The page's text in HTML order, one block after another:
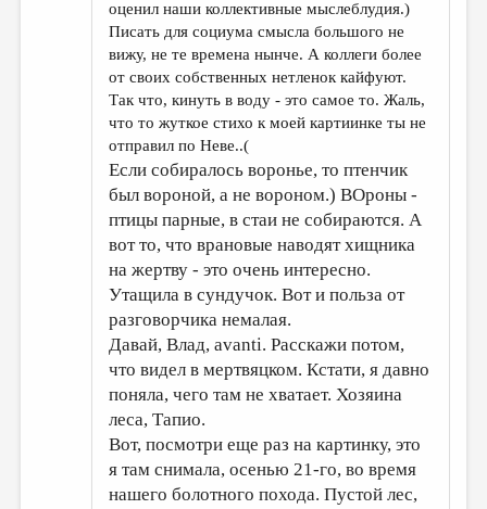
оценил наши коллективные мыслеблудия.)
Писать для социума смысла большого не
вижу, не те времена нынче. А коллеги более
от своих собственных нетленок кайфуют.
Так что, кинуть в воду - это самое то. Жаль,
что то жуткое стихо к моей картиинке ты не
отправил по Неве..(
Если собиралось воронье, то птенчик
был вороной, а не вороном.) ВОроны -
птицы парные, в стаи не собираются. А
вот то, что врановые наводят хищника
на жертву - это очень интересно.
Утащила в сундучок. Вот и польза от
разговорчика немалая.
Давай, Влад, avanti. Расскажи потом,
что видел в мертвяцком. Кстати, я давно
поняла, чего там не хватает. Хозяина
леса, Тапио.
Вот, посмотри еще раз на картинку, это
я там снимала, осенью 21-го, во время
нашего болотного похода. Пустой лес,